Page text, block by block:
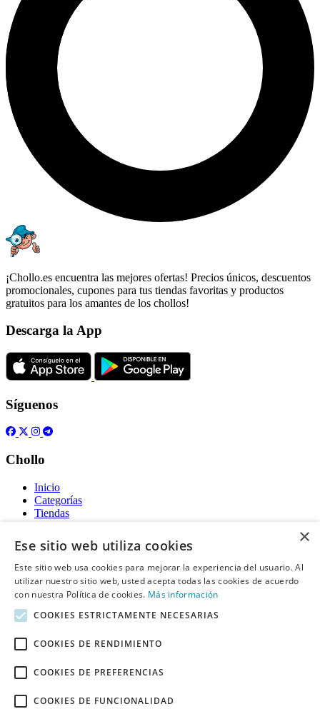
¡Chollo.es encuentra las mejores ofertas! Precios únicos, descuentos
promocionales, cupones para tus tiendas favoritas y productos
gratuitos para los amantes de los chollos!
Descarga la App
Síguenos
Chollo
Inicio
Categorías
Tiendas
Gratis
Acerca de
Sobre nosotros
Contacto
Información legal
Declaración de cookies
Descargo de Responsabilidad
×
Ese sitio web utiliza cookies
Este sitio web usa cookies para mejorar la experiencia del usuario. Al
utilizar nuestro sitio web, usted acepta todas las cookies de acuerdo
con nuestra Política de cookies. Más información
COOKIES ESTRICTAMENTE NECESARIAS
COOKIES DE RENDIMIENTO
COOKIES DE PREFERENCIAS
COOKIES DE FUNCIONALIDAD